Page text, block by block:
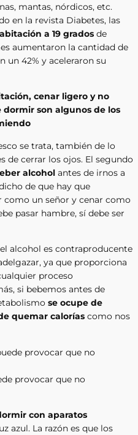
mantas, nórdicos, etc.
en la revista Diabetes, las
a 19 grados de
aumentaron la cantidad de
un 42% y aceleraron su
cenar ligero y no
son algunos de los
se trata, también de lo
de cerrar los ojos. El segundo
alcohol antes de irnos a
de que hay que
como un señor y cenar como
pasar hambre, sí debe ser
alcohol es contraproducente
ya que proporciona
proceso
si bebemos antes de
se ocupe de
quemar calorías como nos
provocar que no
con aparatos
azul. La razón es que los